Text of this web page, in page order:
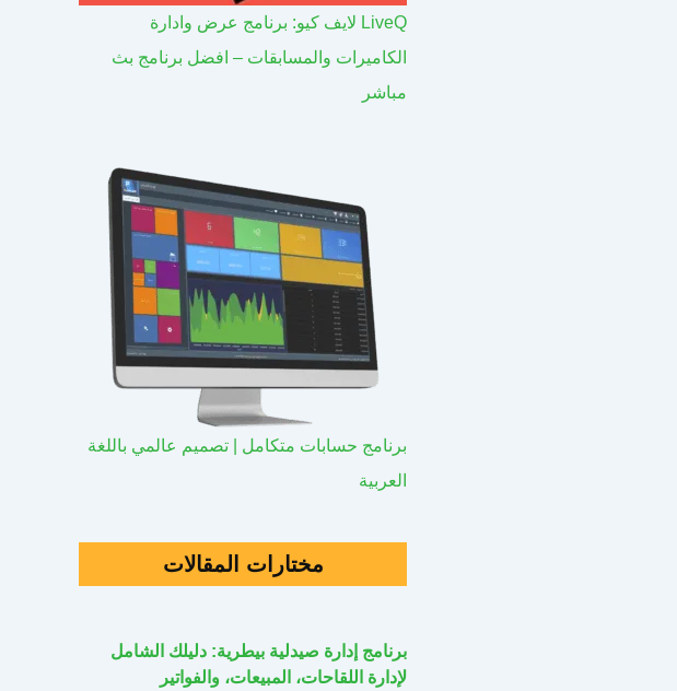
LiveQ لايف كيو: برنامج عرض وادارة
الكاميرات والمسابقات – افضل برنامج بث
مباشر
برنامج حسابات متكامل | تصميم عالمي باللغة
العربية
مختارات المقالات
برنامج إدارة صيدلية بيطرية: دليلك الشامل
لإدارة اللقاحات، المبيعات، والفواتير